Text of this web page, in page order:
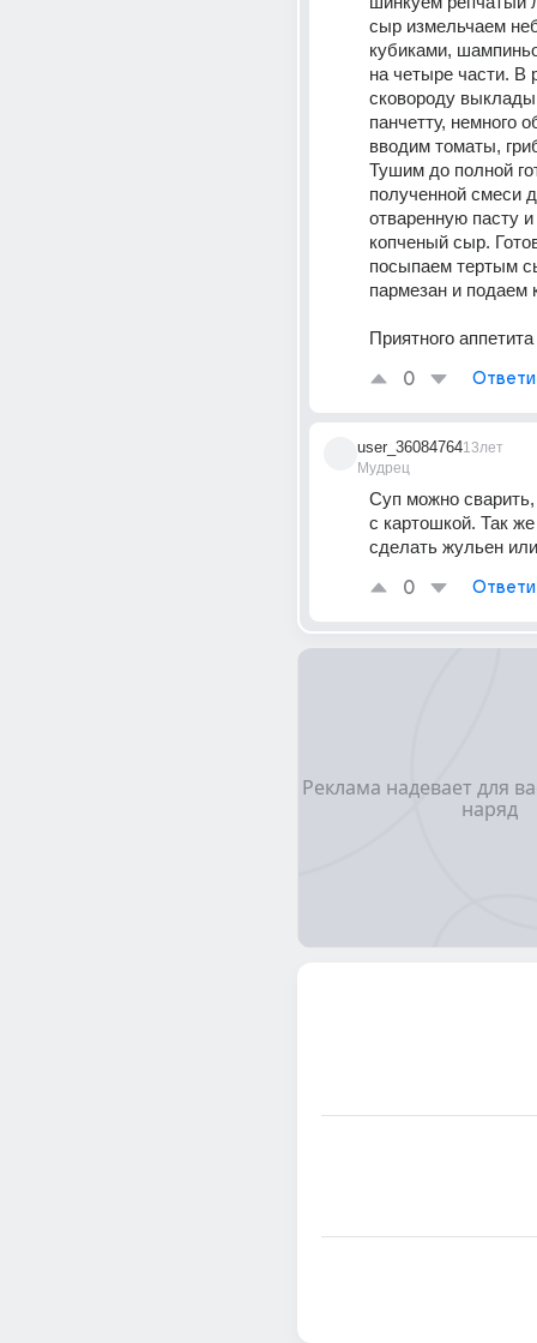
сыр измельчаем
кубиками,
на четыре части. В
сковороду
панчетту, немного
вводим томаты,
Тушим до полной
полученной смеси
отваренную пасту
копченый сыр.
посыпаем тертым
пармезан и подаем
Приятного аппетита
0
user_36084764
Мудрец
13лет
Суп можно
с картошкой. Так
сделать жульен
0